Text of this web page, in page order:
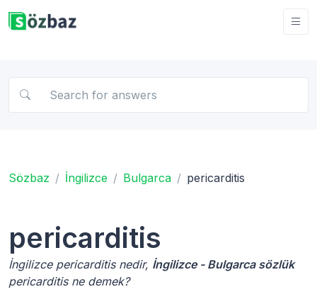
Sözbaz İngilizce Bulgarca pericarditis
pericarditis
İngilizce pericarditis nedir, İngilizce - Bulgarca sözlük
pericarditis ne demek?